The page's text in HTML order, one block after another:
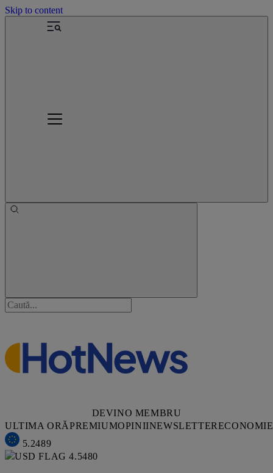
Skip to content
DEVINO MEMBRU
ULTIMA ORĂPREMIUMOPINIINEWSLETTERECONOMIE
5.2489
4.5480